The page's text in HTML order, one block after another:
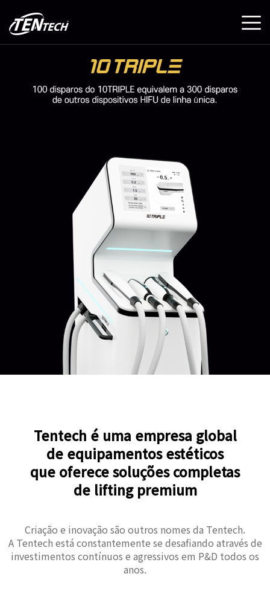
Tentech é uma empresa global
de equipamentos estéticos
que oferece soluções completas
de lifting premium
Criação e inovação são outros nomes da Tentech.
A Tentech está constantemente se desafiando através de
investimentos contínuos e agressivos em P&D todos os
anos.